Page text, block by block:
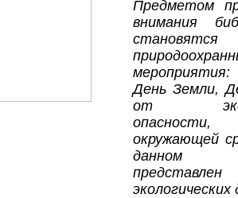
Предметом
внимания
День Земли,
от
окружающей
данном